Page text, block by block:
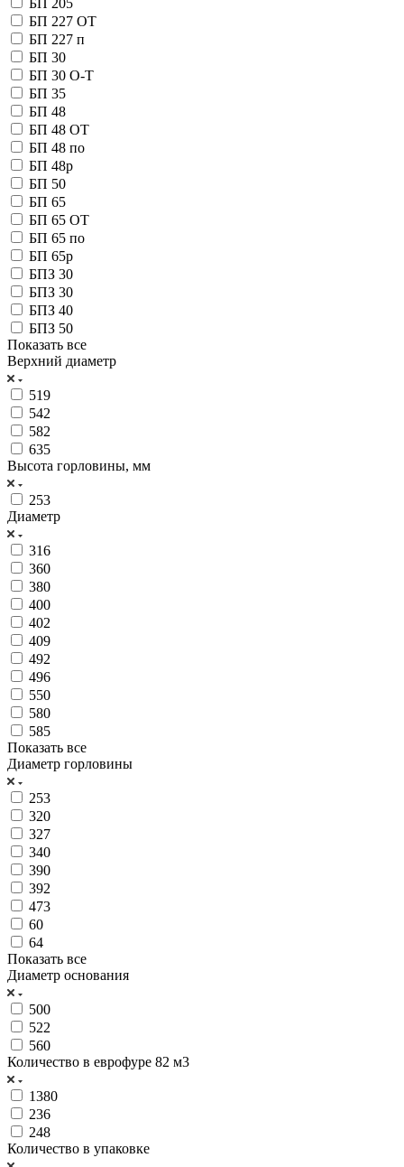
БП 205
БП 227 OT
БП 227 п
БП 30
БП 30 О-Т
БП 35
БП 48
БП 48 OT
БП 48 по
БП 48р
БП 50
БП 65
БП 65 OT
БП 65 по
БП 65р
БПЗ 30
БПЗ 30
БПЗ 40
БПЗ 50
Показать все
Верхний диаметр
519
542
582
635
Высота горловины, мм
253
Диаметр
316
360
380
400
402
409
492
496
550
580
585
Показать все
Диаметр горловины
253
320
327
340
390
392
473
60
64
Показать все
Диаметр основания
500
522
560
Количество в еврофуре 82 м3
1380
236
248
Количество в упаковке